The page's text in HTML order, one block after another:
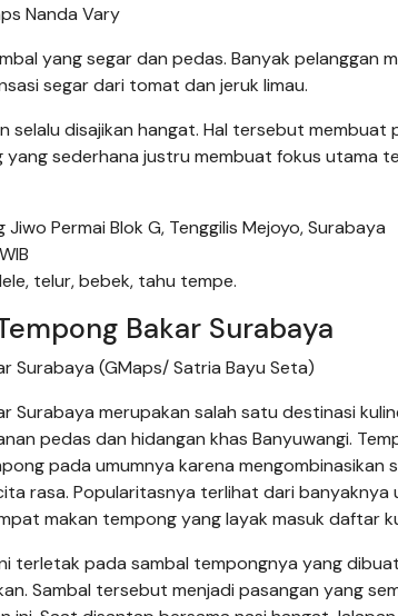
Nanda Vary
yang segar dan pedas. Banyak pelanggan
segar dari tomat dan jeruk limau.
selalu disajikan hangat. Hal tersebut membuat
yang sederhana justru membuat fokus utama
Jiwo Permai Blok G, Tenggilis Mejoyo, Surabaya
telur, bebek, tahu tempe.
Bakar Surabaya
Surabaya (GMaps/ Satria Bayu Seta)
Surabaya merupakan salah satu destinasi
pedas dan hidangan khas Banyuwangi.
pada umumnya karena mengombinasikan
rasa. Popularitasnya terlihat dari
makan tempong yang layak masuk daftar
terletak pada sambal tempongnya yang
Sambal tersebut menjadi pasangan yang